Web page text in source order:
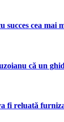
succes cea
că un
fi reluată